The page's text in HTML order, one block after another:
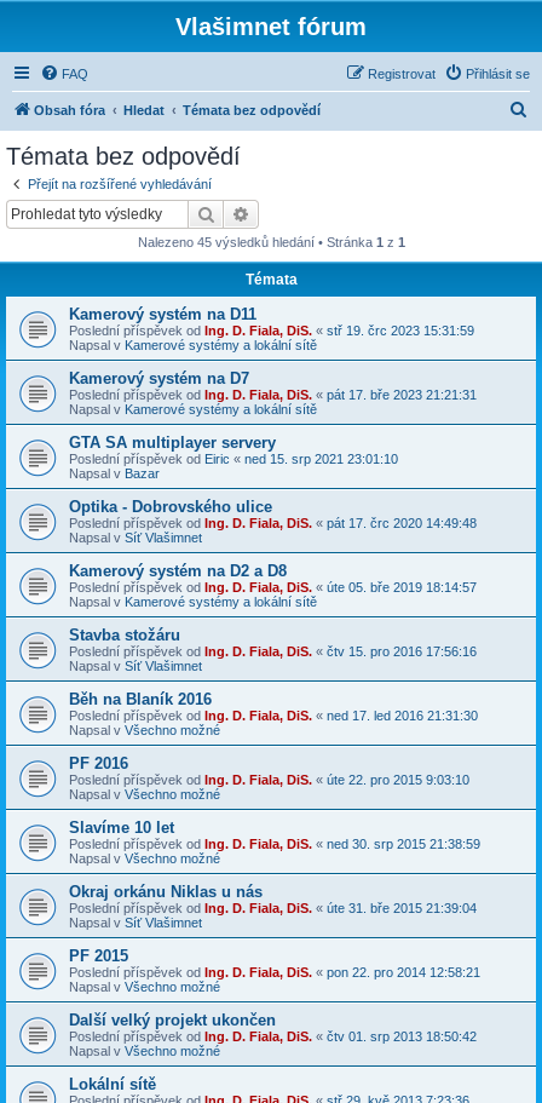
Vlašimnet fórum
FAQ Přihlásit se
Registrovat
Obsah fóra Hledat Témata bez odpovědí
Témata bez odpovědí
Přejít na rozšířené vyhledávání
Hledat
Nalezeno 45 výsledků hledání • Stránka 1 z 1
Témata
Kamerový systém na D11
Poslední příspěvek od Ing. D. Fiala, DiS. « stř 19. črc 2023 15:31:59
Napsal v Kamerové systémy a lokální sítě
Kamerový systém na D7
Poslední příspěvek od Ing. D. Fiala, DiS. « pát 17. bře 2023 21:21:31
Napsal v Kamerové systémy a lokální sítě
GTA SA multiplayer servery
Poslední příspěvek od Eiric « ned 15. srp 2021 23:01:10
Napsal v Bazar
Optika - Dobrovského ulice
Poslední příspěvek od Ing. D. Fiala, DiS. « pát 17. črc 2020 14:49:48
Napsal v Síť Vlašimnet
Kamerový systém na D2 a D8
Poslední příspěvek od Ing. D. Fiala, DiS. « úte 05. bře 2019 18:14:57
Napsal v Kamerové systémy a lokální sítě
Stavba stožáru
Poslední příspěvek od Ing. D. Fiala, DiS. « čtv 15. pro 2016 17:56:16
Napsal v Síť Vlašimnet
Běh na Blaník 2016
Poslední příspěvek od Ing. D. Fiala, DiS. « ned 17. led 2016 21:31:30
Napsal v Všechno možné
PF 2016
Poslední příspěvek od Ing. D. Fiala, DiS. « úte 22. pro 2015 9:03:10
Napsal v Všechno možné
Slavíme 10 let
Poslední příspěvek od Ing. D. Fiala, DiS. « ned 30. srp 2015 21:38:59
Napsal v Všechno možné
Okraj orkánu Niklas u nás
Poslední příspěvek od Ing. D. Fiala, DiS. « úte 31. bře 2015 21:39:04
Napsal v Síť Vlašimnet
PF 2015
Poslední příspěvek od Ing. D. Fiala, DiS. « pon 22. pro 2014 12:58:21
Napsal v Všechno možné
Další velký projekt ukončen
Poslední příspěvek od Ing. D. Fiala, DiS. « čtv 01. srp 2013 18:50:42
Napsal v Všechno možné
Lokální sítě
Poslední příspěvek od Ing. D. Fiala, DiS. « stř 29. kvě 2013 7:23:36